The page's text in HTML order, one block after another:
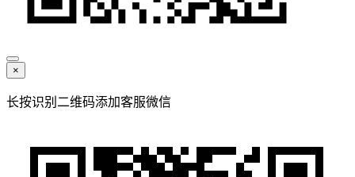
×
长按识别二维码添加客服微信